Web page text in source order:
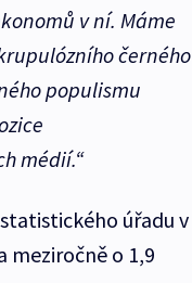
v ní. Máme
černého
populismu
médií.“
úřadu v
o 1,9